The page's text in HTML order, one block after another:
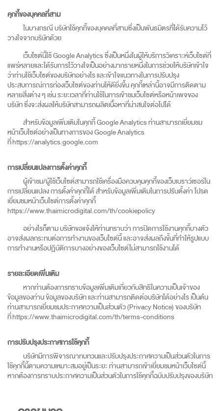
คุกกี้ของบุคคลที่สาม
ในบางกรณี บริษัทใช้คุกกี้ของบุคคลที่สามซึ่งเป็นพันธมิตรที่ได้รับความไว้
วางใจจากบริษัทด้วย
เว็บไซต์นี้ใช้ Google Analytics ซึ่งเป็นหนึ่งในผู้ให้บริการวิเคราะห์เว็บไซต์ที่
แพร่หลายและได้รับการไว้วางใจเป็นอย่างมากรายหนึ่งในการช่วยให้บริษัทเข้าใจ
ว่าท่านใช้เว็บไซต์ของบริษัทอย่างไร และเข้าใจแนวทางในการปรับปรุง
ประสบการณ์การท่องเว็บไซต์ของท่านให้ดียิ่งขึ้น คุกกี้เหล่านี้อาจมีการติดตาม
หลายสิ่งต่าง ๆ เช่น ระยะเวลาที่ท่านใช้ในการเข้าชมเว็บไซต์หรือหน้าเพจของ
บริษัท ซึ่งจะส่งผลให้บริษัทสามารถผลิตเนื้อหาที่น่าสนใจต่อไปได้
สำหรับข้อมูลเพิ่มเติมในคุกกี้ Google Analytics ท่านสามารถเยี่ยมชม
หน้าเว็บไซต์อย่างเป็นทางการของ Google Analytics
ที่https://analytics.google.com
การเปลี่ยนแปลงการตั้งค่าคุกกี้
ผู้เข้าชม/ผู้ใช้เว็บไซต์สามารถใช้เครื่องมือควบคุมคุกกี้ของเว็บเบราว์เซอร์ใน
การเปลี่ยนแปลง การตั้งค่าคุกกี้ได้ สำหรับข้อมูลเพิ่มเติมในการปรับตั้งค่า โปรด
เยี่ยมชมหน้าเว็บไซต์การตั้งค่าคุกกี้
https://www.thaimicrodigital.com/th/cookiepolicy
อย่างไรก็ตาม บริษัทขอแจ้งให้ท่านทราบว่า การปิดการใช้งานคุกกี้บางตัว
อาจส่งผลกระทบต่อการทำงานของเว็บไซต์นี้ และอาจส่งผลถึงขั้นที่ทำให้รูปแบบ
การทำงานหรือปฏิบัติการบางอย่างของเว็บไซต์ไม่สามารถใช้งานได้
รายละเอียดเพิ่มเติม
หากท่านต้องการทราบข้อมูลเพิ่มเติมเกี่ยวกับสิทธิในความเป็นเจ้าของ
ข้อมูลของท่าน ข้อมูลของบริษัท และท่านสามารถติดต่อบริษัทได้อย่างไร เป็นต้น
ท่านสามารถเยี่ยมชมประกาศความเป็นส่วนตัว (Privacy Notice) ของบริษัท
ที่https://www.thaimicrodigital.com/th/terms-conditions
การปรับปรุงประกาศการใช้คุกกี้
บริษัทมีการพิจารณาทบทวนและปรับปรุงประกาศความเป็นส่วนตัวในการ
ใช้คุกกี้นี้ตามความเหมาะสมอยู่เป็นระยะ ท่านสามารถเข้าเยี่ยมชมหน้าเว็บไซต์นี้
หากต้องการทราบประกาศความเป็นส่วนตัวในการใช้คุกกี้ฉบับปรับปรุงของบริษัท